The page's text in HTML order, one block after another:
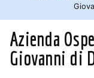
Azienda
Giovanni di